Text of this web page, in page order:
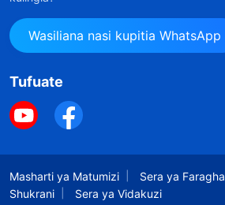
Wasiliana nasi kupitia WhatsApp
Tufuate
Masharti ya Matumizi
Sera ya Faragha
Shukrani
Sera ya Vidakuzi